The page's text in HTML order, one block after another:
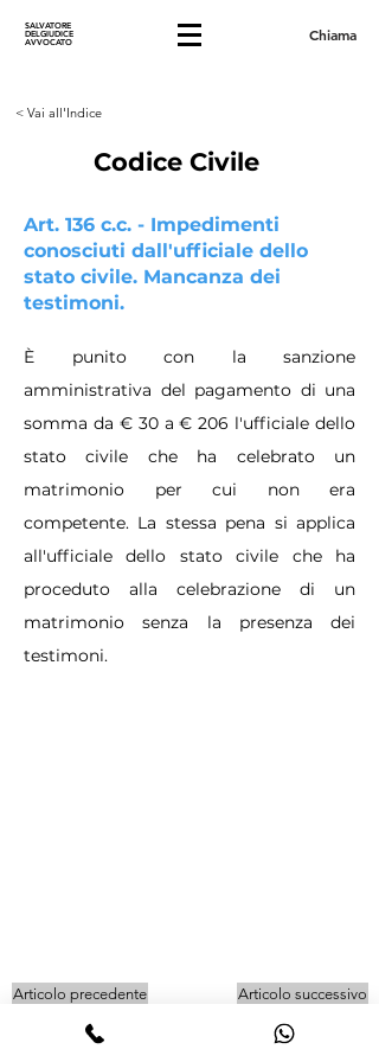
SALVATORE
DELGIUDICE
AVVOCATO Chiama
< Vai all'Indice
Codice Civile
Art. 136 c.c. - Impedimenti
conosciuti dall'ufficiale dello
stato civile. Mancanza dei
testimoni.
È punito con la sanzione
amministrativa del pagamento di una
somma da € 30 a € 206 l'ufficiale dello
stato civile che ha celebrato un
matrimonio per cui non era
competente. La stessa pena si applica
all'ufficiale dello stato civile che ha
proceduto alla celebrazione di un
matrimonio senza la presenza dei
testimoni.
Articolo precedente Articolo successivo